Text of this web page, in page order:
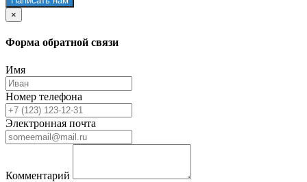
×
Форма обратной связи
Имя
Номер телефона
Электронная почта
Комментарий